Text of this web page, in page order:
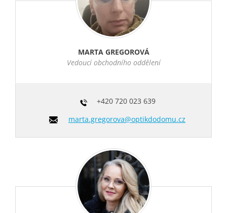
MARTA GREGOROVÁ
Vedoucí obchodního oddělení
+420 720 023 639
marta.gregorova@optikdodomu.cz